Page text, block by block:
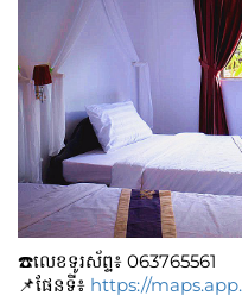
☎️លេខទូរស័ព្ទ៖​​ 063765561
📌ផែនទី៖ https://